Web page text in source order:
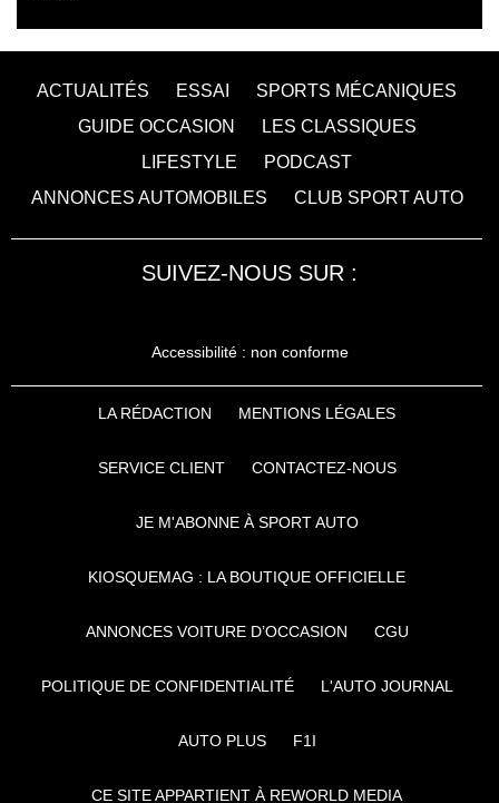
ACTUALITÉS ESSAI
SPORTS MÉCANIQUES
GUIDE OCCASION
LES CLASSIQUES
LIFESTYLE
PODCAST
ANNONCES AUTOMOBILES
CLUB SPORT AUTO
SUIVEZ-NOUS SUR :
Accessibilité : non conforme
LA RÉDACTION MENTIONS LÉGALES
SERVICE CLIENT CONTACTEZ-NOUS
JE M'ABONNE À SPORT AUTO
KIOSQUEMAG : LA BOUTIQUE OFFICIELLE
ANNONCES VOITURE D’OCCASION CGU
POLITIQUE DE CONFIDENTIALITÉ L'AUTO JOURNAL
AUTO PLUS F1I
CE SITE APPARTIENT À REWORLD MEDIA